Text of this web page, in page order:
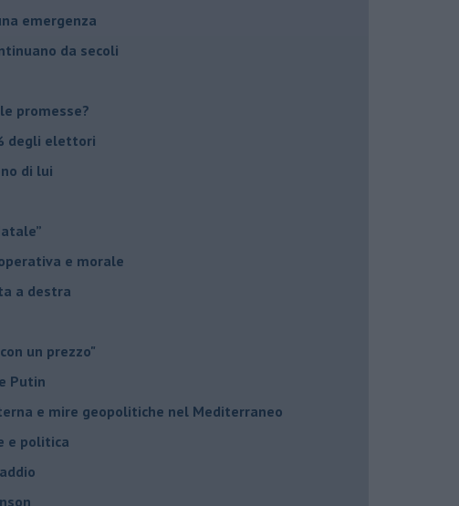
emergenza
da secoli
promesse?
degli elettori
di lui
e morale
a destra
un prezzo"
Putin
e mire geopolitiche nel Mediterraneo
e politica